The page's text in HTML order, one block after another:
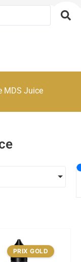
MDS Juice
PRIX GOLD